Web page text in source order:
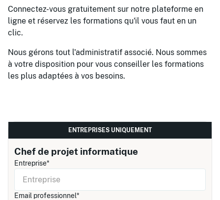
Connectez-vous gratuitement sur notre plateforme en
ligne et réservez les formations qu'il vous faut en un
clic.
Nous gérons tout l'administratif associé. Nous sommes
à votre disposition pour vous conseiller les formations
les plus adaptées à vos besoins.
ENTREPRISES UNIQUEMENT
Chef de projet informatique
Entreprise*
Email professionnel*